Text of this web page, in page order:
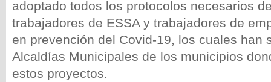
adoptado todos los protocolos necesarios
trabajadores de ESSA y trabajadores de
en prevención del Covid-19, los cuales han
Alcaldías Municipales de los municipios
estos proyectos.